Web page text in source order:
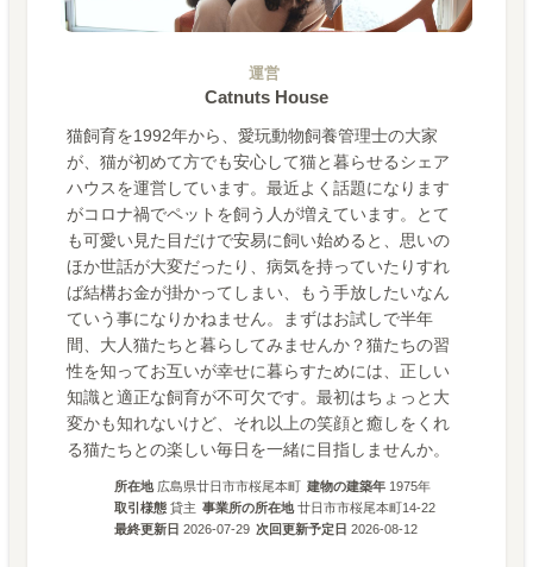
運営
Catnuts House
猫飼育を1992年から、愛玩動物飼養管理士の大家
が、猫が初めて方でも安心して猫と暮らせるシェア
ハウスを運営しています。最近よく話題になります
がコロナ禍でペットを飼う人が増えています。とて
も可愛い見た目だけで安易に飼い始めると、思いの
ほか世話が大変だったり、病気を持っていたりすれ
ば結構お金が掛かってしまい、もう手放したいなん
ていう事になりかねません。まずはお試しで半年
間、大人猫たちと暮らしてみませんか？猫たちの習
性を知ってお互いが幸せに暮らすためには、正しい
知識と適正な飼育が不可欠です。最初はちょっと大
変かも知れないけど、それ以上の笑顔と癒しをくれ
る猫たちとの楽しい毎日を一緒に目指しませんか。
所在地 広島県廿日市市桜尾本町 建物の建築年 1975年
取引様態 貸主 事業所の所在地 廿日市市桜尾本町14-22
最終更新日 2026-07-29 次回更新予定日 2026-08-12